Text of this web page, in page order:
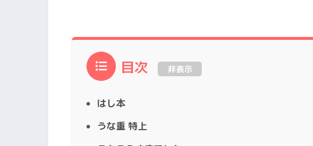
目次 非表示
はし本
うな重 特上